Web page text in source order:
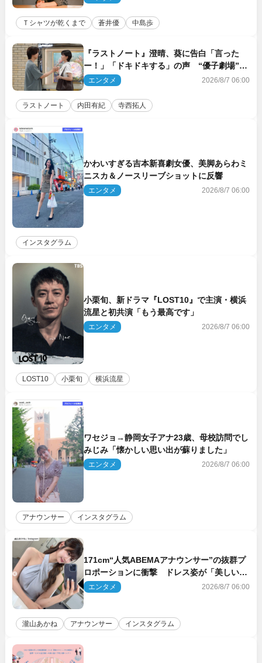
Ｔシャツが乾くまで 蒼井優 中島歩
『ラストノート』澄晴、葵に告白「言った
ー！」「ドキドキする」の声 “優子劇場”も
話題
エンタメ 2026/8/7 06:00
ラストノート 内田有紀 寺西拓人
かわいすぎる吉本新喜劇女優、美脚あらわミ
ニスカ＆ノースリーブショットに反響
エンタメ 2026/8/7 06:00
インスタグラム
小栗旬、新ドラマ『LOST10』で主演・横浜
流星と初共演「もう最高です」
エンタメ 2026/8/7 06:00
LOST10 小栗旬 横浜流星
ワセジョ→静岡女子アナ23歳、母校訪問でし
みじみ「懐かしい思い出が蘇りました」
エンタメ 2026/8/7 06:00
アナウンサー インスタグラム
171cm“人気ABEMAアナウンサー”の抜群プ
ロポーションに衝撃 ドレス姿が「美しい」
「品がありすぎる」
エンタメ 2026/8/7 06:00
瀧山あかね アナウンサー インスタグラム